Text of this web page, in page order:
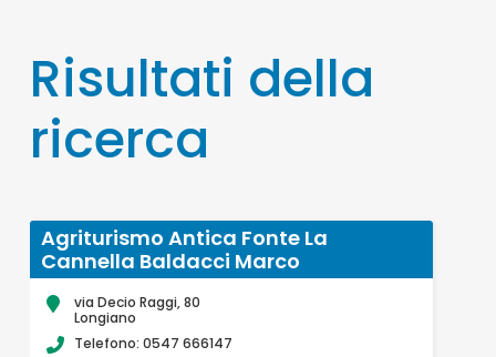
Risultati della
ricerca
Agriturismo Antica Fonte La
Cannella Baldacci Marco
via Decio Raggi, 80
Longiano
Telefono: 0547 666147